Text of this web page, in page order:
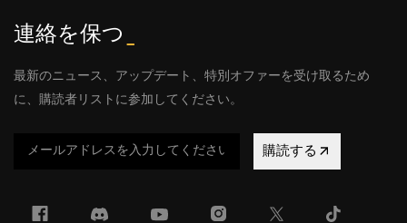
連絡を保つ
最新のニュース、アップデート、特別オファーを受け取るため
に、購読者リストに参加してください。
購読する